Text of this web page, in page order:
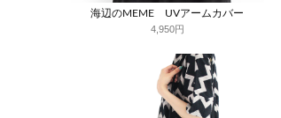
海辺のMEME UVアームカバー
4,950円